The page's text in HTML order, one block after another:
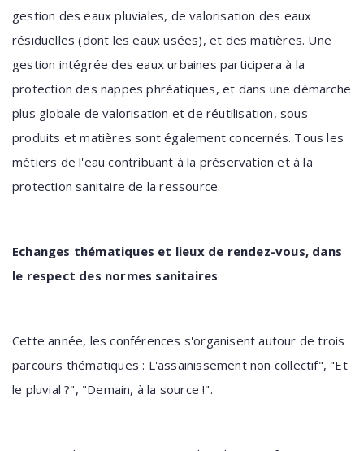
gestion des eaux pluviales, de valorisation des eaux
résiduelles (dont les eaux usées), et des matières. Une
gestion intégrée des eaux urbaines participera à la
protection des nappes phréatiques, et dans une démarche
plus globale de valorisation et de réutilisation, sous-
produits et matières sont également concernés. Tous les
métiers de l'eau contribuant à la préservation et à la
protection sanitaire de la ressource.
Echanges thématiques et lieux de rendez-vous, dans
le respect des normes sanitaires
Cette année, les conférences s'organisent autour de trois
parcours thématiques : L'assainissement non collectif", "Et
le pluvial ?", "Demain, à la source !".